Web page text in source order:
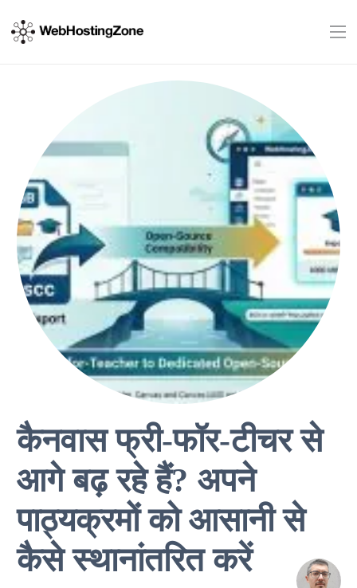
कैनवास फ्री-फॉर-टीचर से
आगे बढ़ रहे हैं? अपने
पाठ्यक्रमों को आसानी से
कैसे स्थानांतरित करें